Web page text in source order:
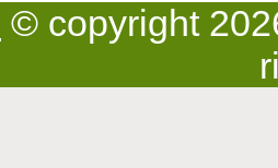
© copyright